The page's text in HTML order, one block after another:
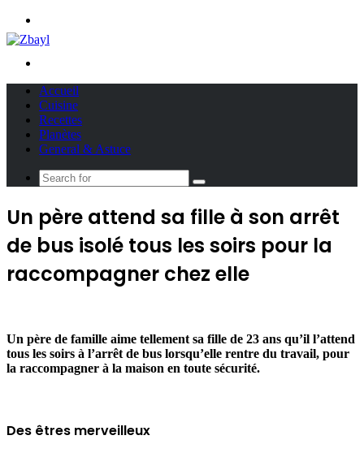
Accueil
Cuisine
Recettes
Planètes
General & Astuce
Search
Un père attend sa fille à son arrêt
de bus isolé tous les soirs pour la
raccompagner chez elle
Un père de famille aime tellement sa fille de 23 ans qu’il l’attend
tous les soirs à l’arrêt de bus lorsqu’elle rentre du travail, pour
la raccompagner à la maison en toute sécurité.
Des êtres merveilleux